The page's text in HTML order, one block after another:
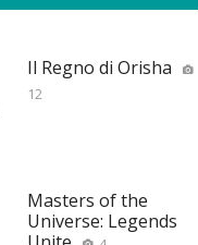
Il Regno di Orisha
12
Masters of the
Universe: Legends